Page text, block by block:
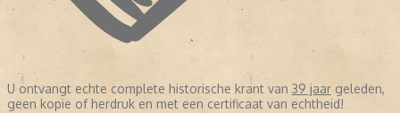
U ontvangt echte complete historische krant van 39 jaar geleden,
geen kopie of herdruk en met een certificaat van echtheid!